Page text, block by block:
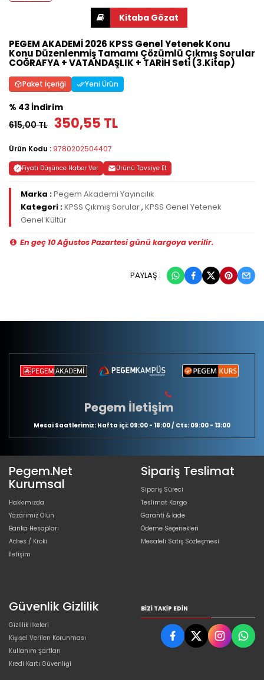
PEGEM AKADEMİ 2026 KPSS Genel Yetenek Konu
Konu Düzenlenmiş Tamamı Çözümlü Çıkmış Sorular
COĞRAFYA + VATANDAŞLIK + TARİH Seti (3.Kitap)
Paket İçeriği Yeni Ürün
% 43 İndirim
615,00 TL 350,55 TL
Ürün Kodu : 9780202504407
Fiyatı Düşünce Haber Ver Ürünü Tavsiye Et
Marka :Pegem Akademi Yayıncılık
Kategori :KPSS Çıkmış Sorular, KPSS Genel Yetenek
Genel Kültür
En geç 10 Ağustos Pazartesi günü kargoya verilir.
PAYLAŞ :
Pegem İletişim
Mesai Saatlerimiz: Hafta içi: 09:00 - 18:00 / Cts: 09:00 - 13:00
Pegem.Net
Kurumsal
Hakkımızda
Yazarımız Olun
Banka Hesapları
Adres / Kroki
İletişim
Sipariş Teslimat
Sipariş Süreci
Teslimat Kargo
Garanti & İade
Ödeme Seçenekleri
Mesafeli Satış Sözleşmesi
Güvenlik Gizlilik
Gizlilik İlkeleri
Kişisel Verilen Korunması
Kullanım Şartları
Kredi Kartı Güvenliği
BIZI TAKIP EDIN